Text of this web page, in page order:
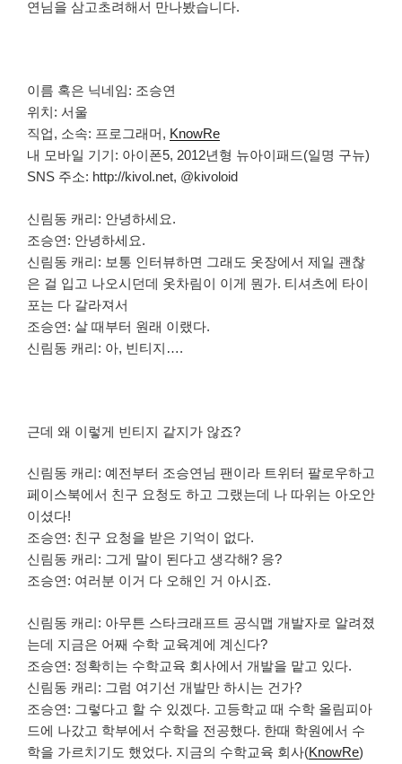
연님을 삼고초려해서 만나봤습니다.
이름 혹은 닉네임: 조승연
위치: 서울
직업, 소속: 프로그래머, KnowRe
내 모바일 기기: 아이폰5, 2012년형 뉴아이패드(일명 구뉴)
SNS 주소: http://kivol.net, @kivoloid
신림동 캐리: 안녕하세요.
조승연: 안녕하세요.
신림동 캐리: 보통 인터뷰하면 그래도 옷장에서 제일 괜찮
은 걸 입고 나오시던데 옷차림이 이게 뭔가. 티셔츠에 타이
포는 다 갈라져서
조승연: 살 때부터 원래 이랬다.
신림동 캐리: 아, 빈티지….
근데 왜 이렇게 빈티지 같지가 않죠?
신림동 캐리: 예전부터 조승연님 팬이라 트위터 팔로우하고
페이스북에서 친구 요청도 하고 그랬는데 나 따위는 아오안
이셨다!
조승연: 친구 요청을 받은 기억이 없다.
신림동 캐리: 그게 말이 된다고 생각해? 응?
조승연: 여러분 이거 다 오해인 거 아시죠.
신림동 캐리: 아무튼 스타크래프트 공식맵 개발자로 알려졌
는데 지금은 어째 수학 교육계에 계신다?
조승연: 정확히는 수학교육 회사에서 개발을 맡고 있다.
신림동 캐리: 그럼 여기선 개발만 하시는 건가?
조승연: 그렇다고 할 수 있겠다. 고등학교 때 수학 올림피아
드에 나갔고 학부에서 수학을 전공했다. 한때 학원에서 수
학을 가르치기도 했었다. 지금의 수학교육 회사(KnowRe)